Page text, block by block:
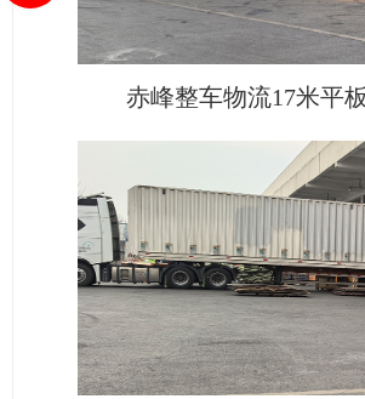
赤峰整车物流17米平